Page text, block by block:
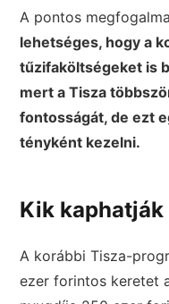
A pontos
lehetséges, hogy a
tűzifaköltségeket is
mert a Tisza
fontosságát, de ezt
tényként kezelni.
Kik kaphatják
A korábbi Tisza-
ezer forintos keretet